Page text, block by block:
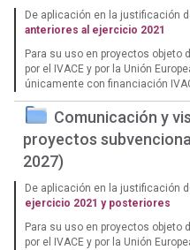
De aplicación en la justificación
anteriores al ejercicio 2021
Para su uso en proyectos objeto
por el IVACE y por la Unión
únicamente con financiación
Comunicación y
proyectos
2027)
De aplicación en la justificación
ejercicio 2021 y posteriores
Para su uso en proyectos objeto
por el IVACE y por la Unión